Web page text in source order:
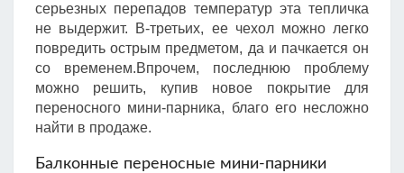
серьезных перепадов температур эта тепличка
не выдержит. В-третьих, ее чехол можно легко
повредить острым предметом, да и пачкается он
со временем.Впрочем, последнюю проблему
можно решить, купив новое покрытие для
переносного мини-парника, благо его несложно
найти в продаже.
Балконные переносные мини-парники